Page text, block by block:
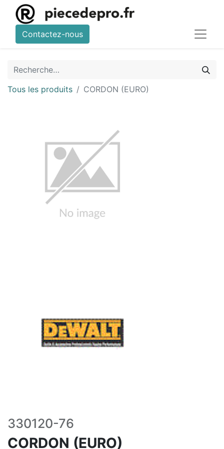
Contactez-nous
Tous les produits CORDON (EURO)
330120-76
CORDON (EURO)